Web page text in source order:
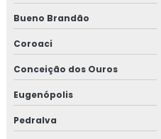
Bueno Brandão
Coroaci
Conceição dos Ouros
Eugenópolis
Pedralva